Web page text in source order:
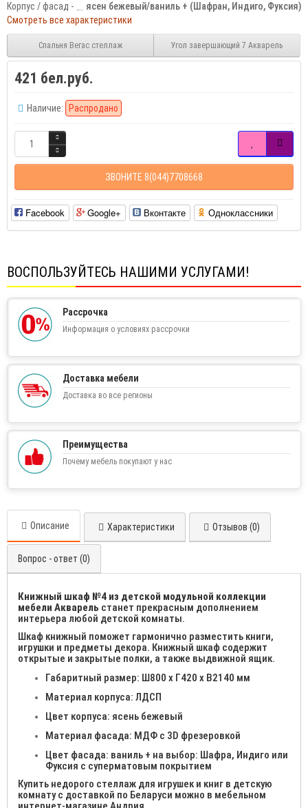
Корпус / фасад -
ясен бежевый/ваниль + (Шафран, Индиго, Фуксия)
Смотреть все характеристики
Спальня Вегас стеллаж Угол завершающий 7 Акварель
421 бел.руб.
Наличие: Распродано
ЗВОНИТЕ 8(044)7708668
Facebook Google+ Вконтакте Одноклассники
ВОСПОЛЬЗУЙТЕСЬ НАШИМИ УСЛУГАМИ!
Рассрочка
Информация о условиях рассрочки
Доставка мебели
Доставка во все регионы
Преимущества
Почему мебель покупают у нас
Описание Характеристики Отзывов (0)
Вопрос - ответ (0)
Книжный шкаф №4 из детской модульной коллекции
мебели Акварель станет прекрасным дополнением
интерьера любой детской комнаты.
Шкаф книжный поможет гармонично разместить книги,
игрушки и предметы декора. Книжный шкаф содержит
открытые и закрытые полки, а также выдвижной ящик.
Габаритный размер: Ш800 х Г420 х В2140 мм
Материал корпуса: ЛДСП
Цвет корпуса: ясень бежевый
Материал фасада: МДФ с 3D фрезеровкой
Цвет фасада: ваниль + на выбор: Шафра, Индиго или
Фуксия с суперматовым покрытием
Купить недорого стеллаж для игрушек и книг в детскую
комнату с доставкой по Беларуси можно в мебельном